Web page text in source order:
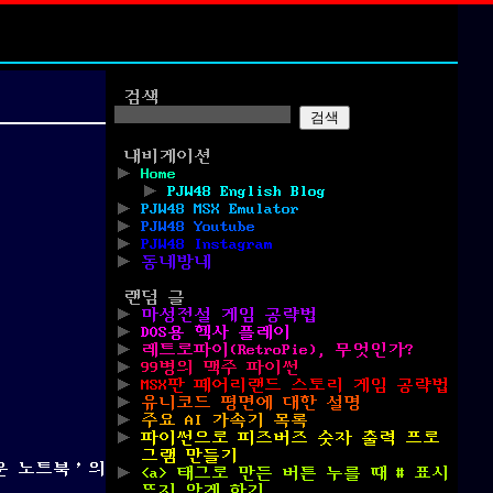
노트북’의
검색
검색
내비게이션
Home
PJW48 English Blog
PJW48 MSX Emulator
PJW48 Youtube
PJW48 Instagram
동네방네
랜덤 글
마성전설 게임 공략법
DOS용 헥사 플레이
레트로파이(RetroPie), 무엇인가?
99병의 맥주 파이썬
MSX판 페어리랜드 스토리 게임 공략법
유니코드 평면에 대한 설명
주요 AI 가속기 목록
파이썬으로 피즈버즈 숫자 출력 프로
그램 만들기
<a> 태그로 만든 버튼 누를 때 # 표시